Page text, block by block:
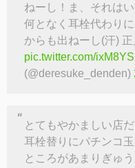
ねーし！ま、それは
何となく耳栓代わり
からも出ねーし(汗)
pic.twitter.com/
(@deresuke_denden)
とてもやかましい店
耳栓替りにパチンコ
ところがあまりぎゅ